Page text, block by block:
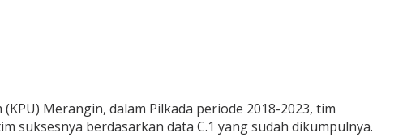
Merangin, dalam Pilkada periode 2018-2023, tim
suksesnya berdasarkan data C.1 yang sudah dikumpulnya.